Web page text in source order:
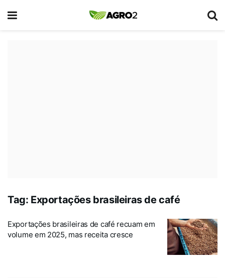
Tag: Exportações brasileiras de café
Exportações brasileiras de café recuam em
volume em 2025, mas receita cresce